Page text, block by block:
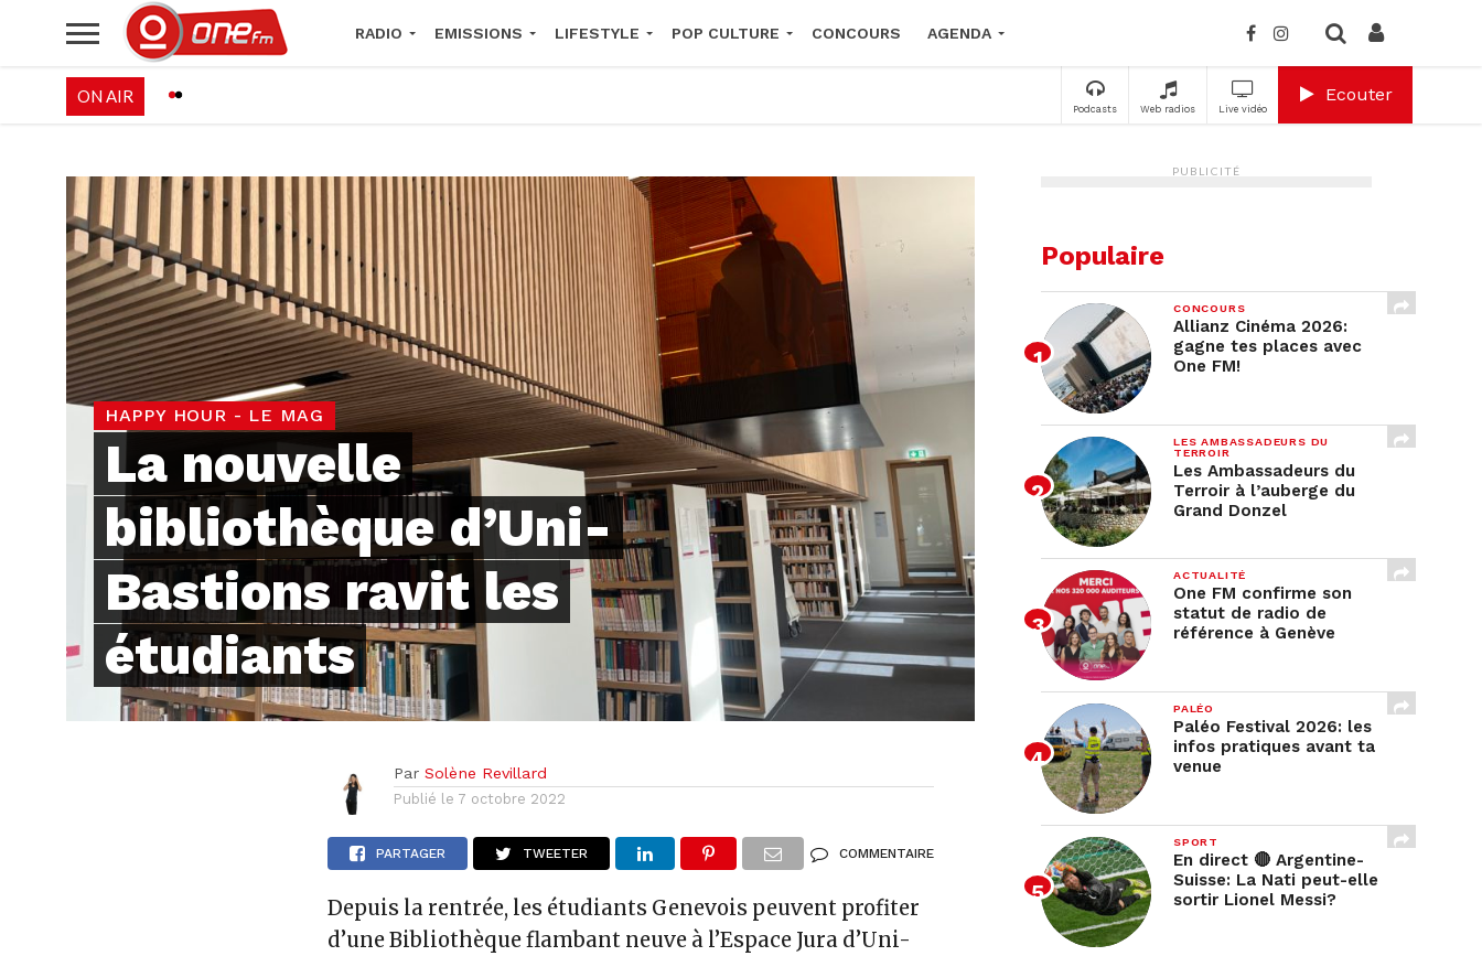
RADIO EMISSIONS LIFESTYLE POP CULTURE CONCOURS AGENDA
Podcasts Web radios Live vidéo
Ecouter
ON AIR
HAPPY HOUR - LE MAG
La nouvelle
bibliothèque d’Uni-
Bastions ravit les
étudiants
Par Solène Revillard
Publié le 7 octobre 2022
PARTAGER TWEETER COMMENTAIRE
Depuis la rentrée, les étudiants Genevois peuvent profiter
d’une Bibliothèque flambant neuve à l’Espace Jura d’Uni-
PUBLICITÉ
Populaire
CONCOURS
Allianz Cinéma 2026:
gagne tes places avec
One FM!
LES AMBASSADEURS DU
TERROIR
Les Ambassadeurs du
Terroir à l’auberge du
Grand Donzel
ACTUALITÉ
One FM confirme son
statut de radio de
référence à Genève
PALÉO
Paléo Festival 2026: les
infos pratiques avant ta
venue
SPORT
En direct 🔴 Argentine-
Suisse: La Nati peut-elle
sortir Lionel Messi?